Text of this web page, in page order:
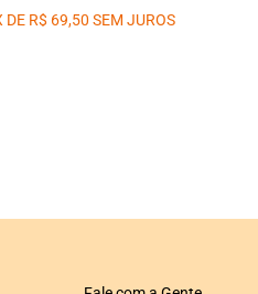
DE R$ 69,50 SEM JUROS